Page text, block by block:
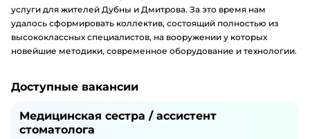
услуги для жителей Дубны и Дмитрова. За это время нам
удалось сформировать коллектив, состоящий полностью из
высококлассных специалистов, на вооружении у которых
новейшие методики, современное оборудование и технологии.
Доступные вакансии
Медицинская сестра / ассистент
стоматолога